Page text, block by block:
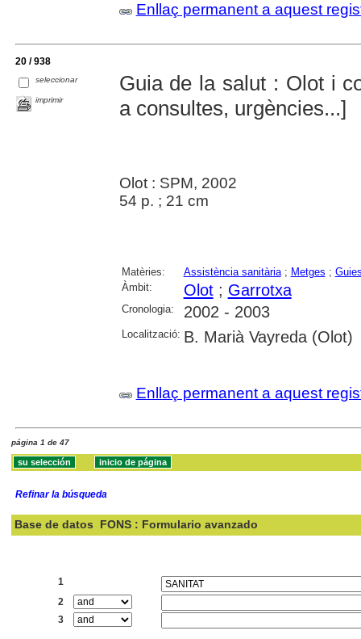
Enllaç permanent a aquest
20 / 938
seleccionar
imprimir
Guia de la salut : Olot i
a consultes, urgències...]
Olot : SPM, 2002
54 p. ; 21 cm
Matèries: Assistència sanitària; Metges ;
Àmbit:
Olot; Garrotxa
Cronologia: 2002 - 2003
Localització: B. Marià Vayreda (Olot)
Enllaç permanent a aquest
página 1 de 47
Refinar la búsqueda
Base de datos FONS : Formulario avanzado
1
2
3